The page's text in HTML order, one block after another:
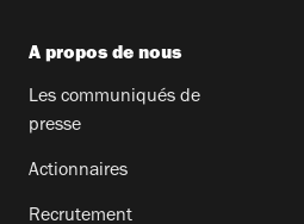
A propos de nous
Les communiqués de
presse
Actionnaires
Recrutement